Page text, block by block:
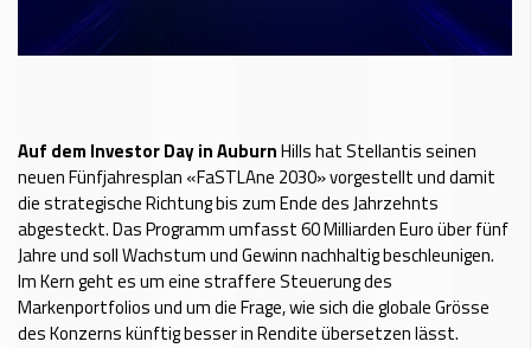
Auf dem Investor Day in AuburnHills hat Stellantis seinen
neuen Fünfjahresplan «FaSTLAne 2030» vorgestellt und damit
die strategische Richtung bis zum Ende des Jahrzehnts
abgesteckt. Das Programm umfasst 60 Milliarden Euro über fünf
Jahre und soll Wachstum und Gewinn nachhaltig beschleunigen.
Im Kern geht es um eine straffere Steuerung des
Markenportfolios und um die Frage, wie sich die globale Grösse
des Konzerns künftig besser in Rendite übersetzen lässt.